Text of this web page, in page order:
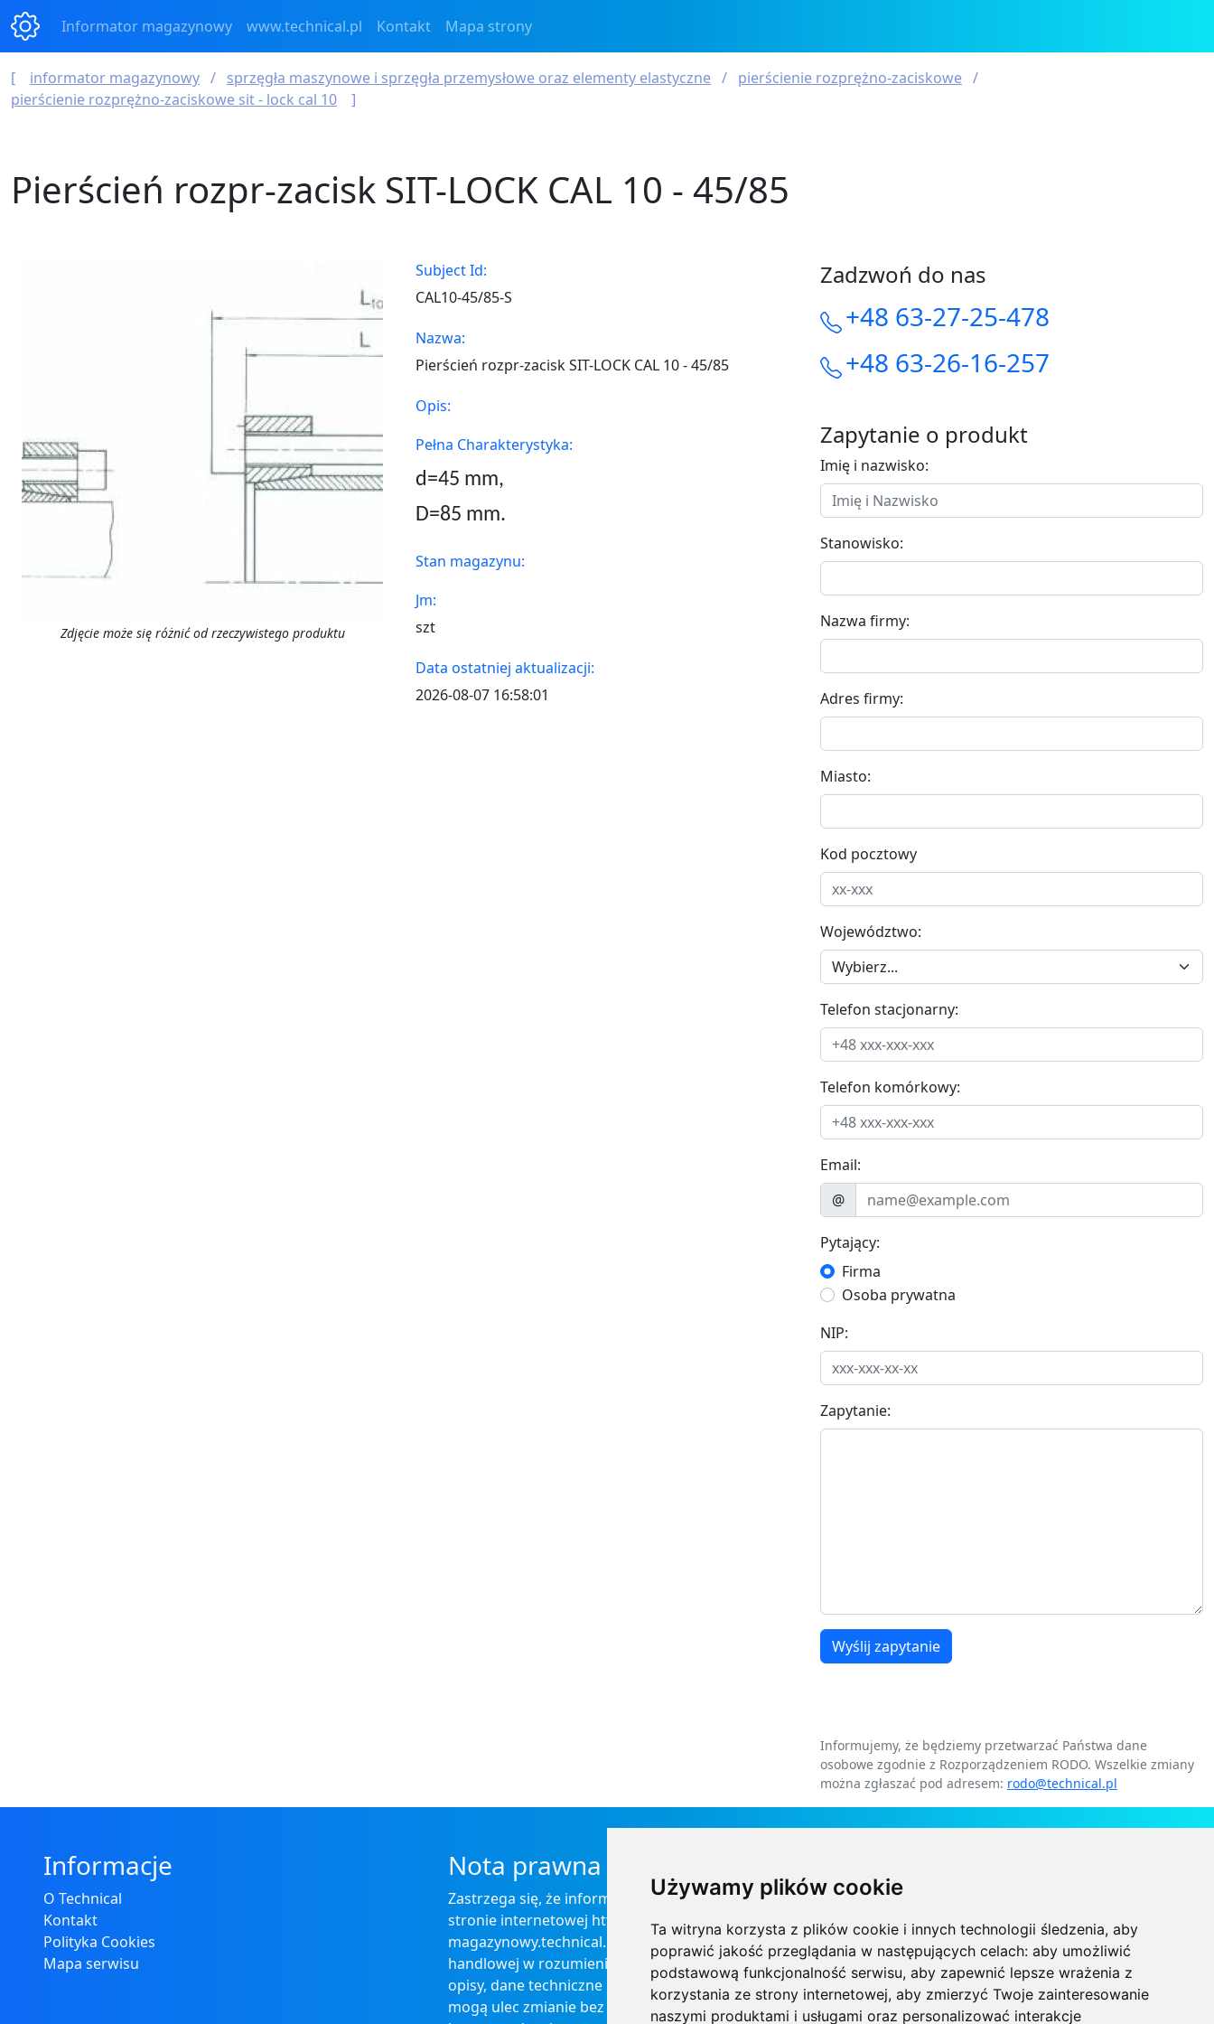
Używamy plików cookie
Ta witryna korzysta z plików cookie i innych technologii śledzenia, aby
poprawić jakość przeglądania w następujących celach: aby umożliwić
podstawową funkcjonalność serwisu, aby zapewnić lepsze wrażenia z
korzystania ze strony internetowej, aby zmierzyć Twoje zainteresowanie
naszymi produktami i usługami oraz personalizować interakcje
Informator magazynowy www.technical.pl Kontakt Mapa strony
informator magazynowy sprzęgła maszynowe i sprzęgła przemysłowe oraz elementy elastyczne
pierścienie rozprężno-zaciskowe
pierścienie rozprężno-zaciskowe sit - lock cal 10
Pierścień rozpr-zacisk SIT-LOCK CAL 10 - 45/85
Zdjęcie może się różnić od rzeczywistego produktu
Subject Id:
CAL10-45/85-S
Nazwa:
Pierścień rozpr-zacisk SIT-LOCK CAL 10 - 45/85
Opis:
Pełna Charakterystyka:
d=45 mm,
D=85 mm.
Stan magazynu:
Jm:
szt
Data ostatniej aktualizacji:
2026-08-07 16:58:01
Zadzwoń do nas
+48 63-27-25-478
+48 63-26-16-257
Zapytanie o produkt
Imię i nazwisko:
Stanowisko:
Nazwa firmy:
Adres firmy:
Miasto:
Kod pocztowy
Województwo:
Telefon stacjonarny:
Telefon komórkowy:
Email:
@
Pytający:
Firma
Osoba prywatna
NIP:
Zapytanie:
Wyślij zapytanie
Informujemy, że będziemy przetwarzać Państwa dane
osobowe zgodnie z Rozporządzeniem RODO. Wszelkie zmiany
można zgłaszać pod adresem: rodo@technical.pl
Informacje
O Technical
Kontakt
Polityka Cookies
Mapa serwisu
Nota prawna
Zastrzega się, że informacje zamieszczone na
stronie internetowej https://informator-
magazynowy.technical.pl/ nie stanowią oferty
handlowej w rozumieniu prawa, ponadto
opisy, dane techniczne i pozostałe informacje
mogą ulec zmianie bez podania przyczyny i
Technical Grzegorz Tęgos
Polska, 62-600 Koło, ul. Toruńska 212
NIP 666-137-75-84, REGON 310288700
+48 63-27-25-478